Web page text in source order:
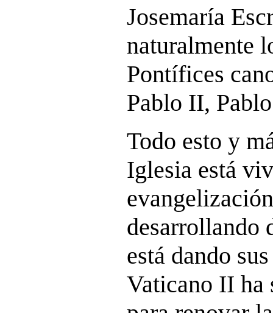
Josemaría
naturalmente
Pontífices
Pablo II,
Todo esto y
Iglesia está
desarrollando
está dando
Vaticano II ha